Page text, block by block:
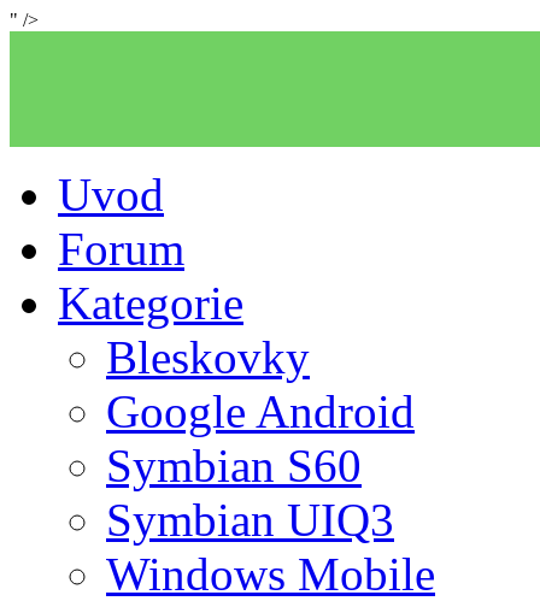
" />
Uvod
Forum
Kategorie
Bleskovky
Google Android
Symbian S60
Symbian UIQ3
Windows Mobile